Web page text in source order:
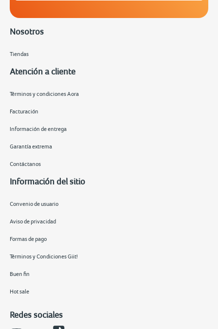
Nosotros
Tiendas
Atención a cliente
Términos y condiciones Aora
Facturación
Información de entrega
Garantía extrema
Contáctanos
Información del sitio
Convenio de usuario
Aviso de privacidad
Formas de pago
Términos y Condiciones Giit!
Buen fin
Hot sale
Redes sociales